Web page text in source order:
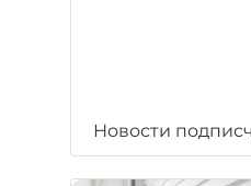
Новости